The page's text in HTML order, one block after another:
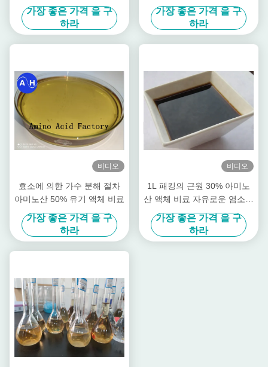
가장 좋은 가격 을 구
하라
과수 특화
가장 좋은 가격 을 구
하라
비디오
효소에 의한 가수 분해 절차
아미노산 50% 유기 액체 비료
가장 좋은 가격 을 구
하라
비디오
1L 패킹의 근원 30% 아미노
산 액체 비료 자유로운 염소를
설치하십시오
가장 좋은 가격 을 구
하라